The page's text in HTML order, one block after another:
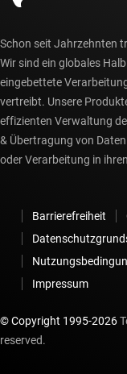
Schon seit Jahrzehnten
Wir sind ein globales
eingebettete
vertreibt. Unsere
effizienten Verwaltung
& Übertragung von
oder Verarbeitung in
Barrierefreiheit
Impressum
© Copyright 1995-2026
reserved.